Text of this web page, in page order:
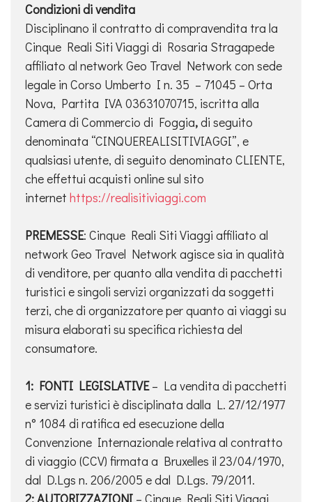
Condizioni di vendita
Disciplinano il contratto di compravendita tra la
Cinque Reali Siti Viaggi di Rosaria Stragapede
affiliato al network Geo Travel Network con sede
legale in Corso Umberto I n. 35 – 71045 – Orta
Nova, Partita IVA 03631070715, iscritta alla
Camera di Commercio di Foggia,di seguito
denominata “CINQUEREALISITIVIAGGI”, e
qualsiasi utente, di seguito denominato CLIENTE,
che effettui acquisti online sul sito
internet https://realisitiviaggi.com
PREMESSE: Cinque Reali Siti Viaggi affiliato al
network Geo Travel Network agisce sia in qualità
di venditore, per quanto alla vendita di pacchetti
turistici e singoli servizi organizzati da soggetti
terzi, che di organizzatore per quanto ai viaggi su
misura elaborati su specifica richiesta del
consumatore.
1: FONTI LEGISLATIVE– La vendita di pacchetti
e servizi turistici è disciplinata dalla L. 27/12/1977
n° 1084 di ratifica ed esecuzione della
Convenzione Internazionale relativa al contratto
di viaggio (CCV) firmata a Bruxelles il 23/04/1970,
dal D.Lgs n. 206/2005 e dal D.Lgs. 79/2011.
2: AUTORIZZAZIONI – Cinque Reali Siti Viaggi